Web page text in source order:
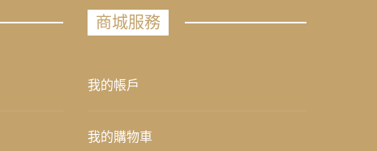
商城服務
我的帳戶
我的購物車